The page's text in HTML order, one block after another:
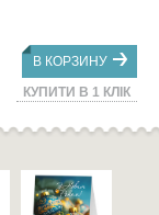
В КОРЗИНУ
КУПИТИ В 1 КЛІК